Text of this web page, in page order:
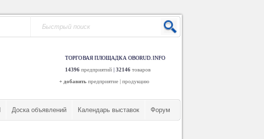
ТОРГОВАЯ ПЛОЩАДКА OBORUD.INFO
14396 предприятий | 32146 товаров
+ добавить предприятие | продукцию
Доска объявлений Календарь выставок Форум